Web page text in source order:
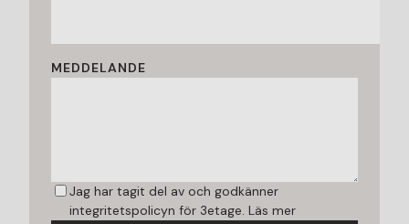
MEDDELANDE
Jag har tagit del av och godkänner
integritetspolicyn för 3etage. Läs mer